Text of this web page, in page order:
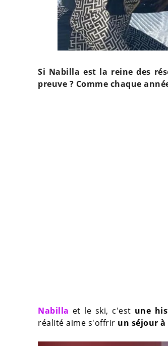
Si Nabilla est la reine des
preuve ? Comme chaque
Nabilla et le ski, c'est une
réalité aime s'offrir un séjour